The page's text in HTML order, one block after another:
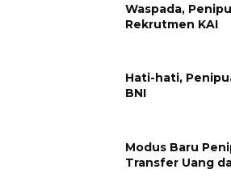
Waspada,
Rekrutmen KAI
Hati-hati,
BNI
Modus Baru
Transfer Uang